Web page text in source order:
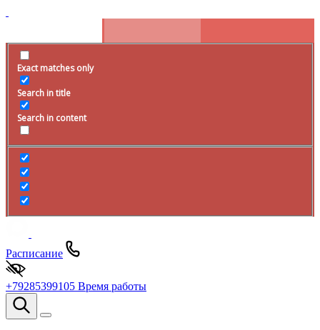
Exact matches only
Search in title
Search in content
Расписание
+79285399105 Время работы